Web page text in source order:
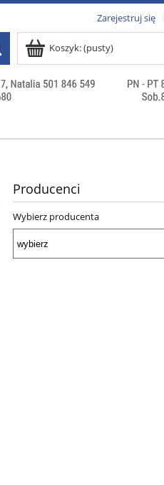
Zarejestruj się
Koszyk:(pusty)
Producenci
Wybierz producenta